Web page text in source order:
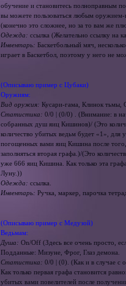
обучение и становитесь полноправным
вы можете пользоваться любым оружием-
(конечно это сложнее, но за то вам же
Одежда: ссылка (Желательно ссылку на
Инвентарь: Баскетбольный мяч,
играет в Баскетбол, поэтому у него не
(Описываю пример с Цубаки)
Оружиям:
Вид оружия: Кусари-гама, Клинок
Статистика: 0/0 | (0/0) . (Внимание: в
собранных душ яиц Кишинов)/ (Это
количество убитых ведьм будет «1», для
погощенных вами яиц Кишина после
заполняться вторая графа.)/(Это
уже 666 яиц Кишина. Как только эта
Луну.))
Одежда: ссылка.
Инвентарь: Ручка, маркер, парочка
(Описываю пример с Медузой)
Ведьмам:
Душа: On/Off (Здесь все очень просто,
Подданные: Мизуне, Фрог, Глаз демона.
Статистика: 0/0 | (0). (Как и в случае с
Как только первая графа становится
убитых вами повелителей после